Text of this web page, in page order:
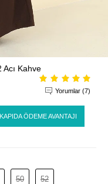
Kahve
Yorumlar (7)
KAPIDA ÖDEME AVANTAJI
50 52